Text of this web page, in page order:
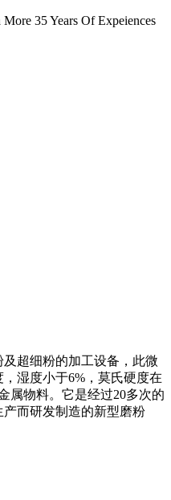
More 35 Years Of Expeiences
超细粉的加工设备，此微
湿度小于6%，莫氏硬度在
属物料。它是经过20多次的
而研发制造的新型磨粉